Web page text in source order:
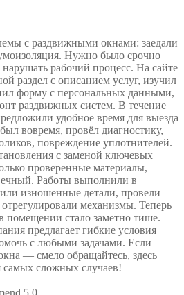
с раздвижными окнами: заедали
Нужно было срочно
рабочий процесс. На сайте
раздел с описанием услуг, изучил
форму с персональных данными,
раздвижных систем. В течение
удобное время для выезда
вовремя, провёл диагностику,
повреждение уплотнителей.
с заменой ключевых
проверенные материалы,
Работы выполнили в
изношенные детали, провели
механизмы. Теперь
помещении стало заметно тише.
предлагает гибкие условия
с любыми задачами. Если
— смело обращайтесь, здесь
самых сложных случаев!